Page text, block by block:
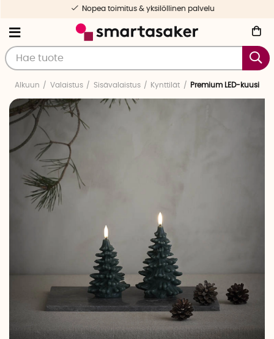
Nopea toimitus & yksilöllinen palvelu
Alkuun Valaistus Sisävalaistus Kynttilät Premium LED-kuusi